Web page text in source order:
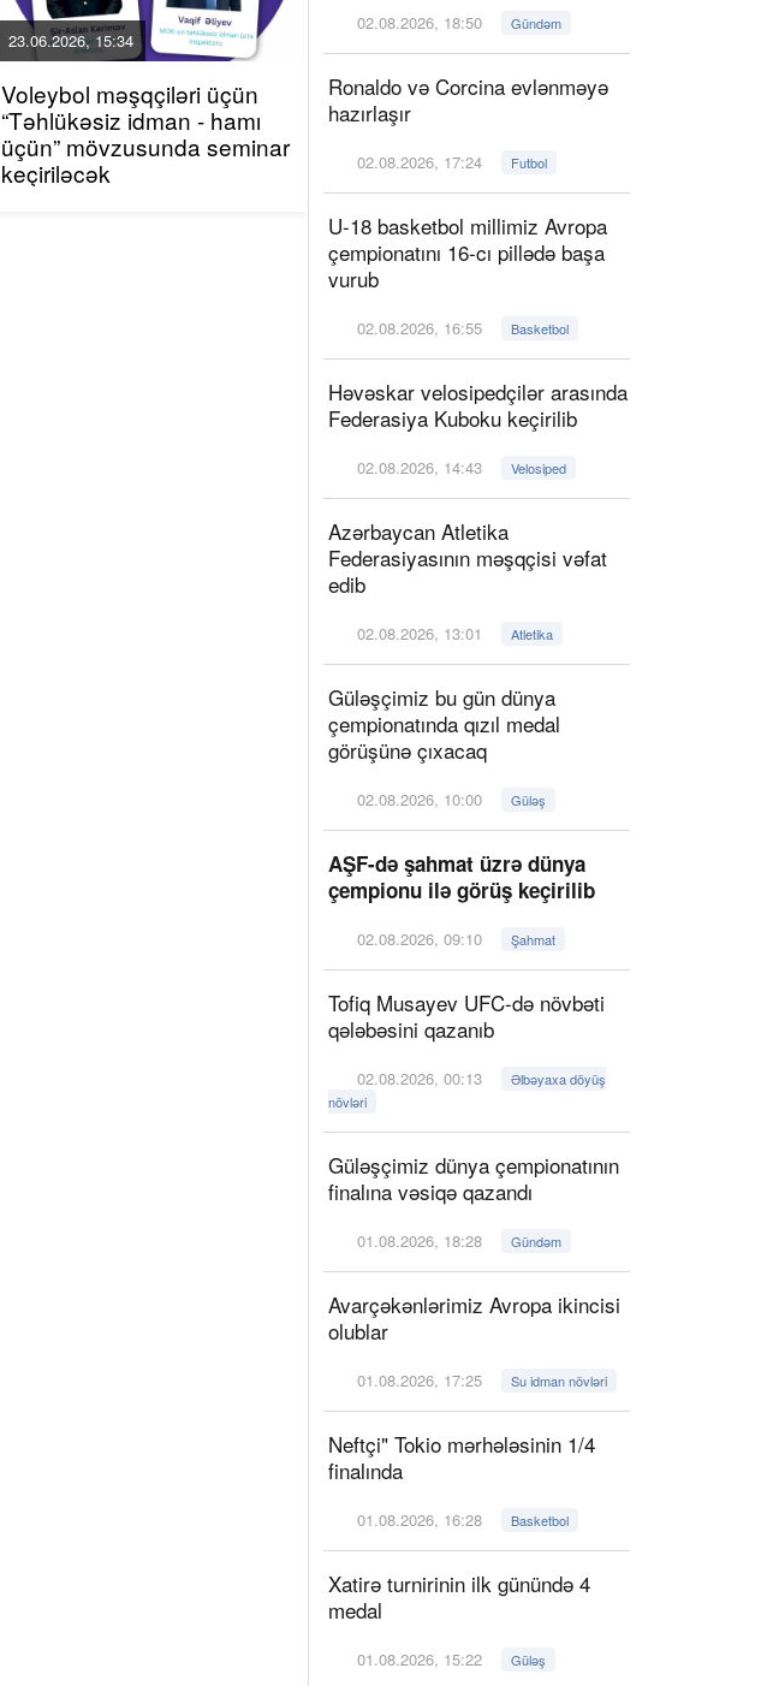
23.06.2026, 15:34
Voleybol məşqçiləri üçün
“Təhlükəsiz idman - hamı
üçün” mövzusunda seminar
keçiriləcək
02.08.2026, 18:50 Gündəm
Ronaldo və Corcina evlənməyə
hazırlaşır
02.08.2026, 17:24 Futbol
U-18 basketbol millimiz Avropa
çempionatını 16-cı pillədə başa
vurub
02.08.2026, 16:55 Basketbol
Həvəskar velosipedçilər arasında
Federasiya Kuboku keçirilib
02.08.2026, 14:43 Velosiped
Azərbaycan Atletika
Federasiyasının məşqçisi vəfat
edib
02.08.2026, 13:01 Atletika
Güləşçimiz bu gün dünya
çempionatında qızıl medal
görüşünə çıxacaq
02.08.2026, 10:00 Güləş
AŞF-də şahmat üzrə dünya
çempionu ilə görüş keçirilib
02.08.2026, 09:10 Şahmat
Tofiq Musayev UFC-də növbəti
qələbəsini qazanıb
02.08.2026, 00:13
Əlbəyaxa döyüş
növləri
Güləşçimiz dünya çempionatının
finalına vəsiqə qazandı
01.08.2026, 18:28 Gündəm
Avarçəkənlərimiz Avropa ikincisi
olublar
01.08.2026, 17:25 Su idman növləri
Neftçi" Tokio mərhələsinin 1/4
finalında
01.08.2026, 16:28 Basketbol
Xatirə turnirinin ilk günündə 4
medal
01.08.2026, 15:22 Güləş